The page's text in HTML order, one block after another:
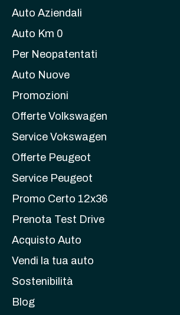
Auto Aziendali
Auto Km 0
Per Neopatentati
Auto Nuove
Promozioni
Offerte Volkswagen
Service Vokswagen
Offerte Peugeot
Service Peugeot
Promo Certo 12x36
Prenota Test Drive
Acquisto Auto
Vendi la tua auto
Sostenibilità
Blog